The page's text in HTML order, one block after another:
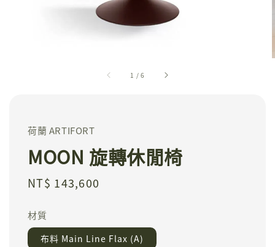
1 /6
荷蘭 ARTIFORT
MOON 旋轉休閒椅
Regular
NT$ 143,600
材質
布料 Main Line Flax (A)